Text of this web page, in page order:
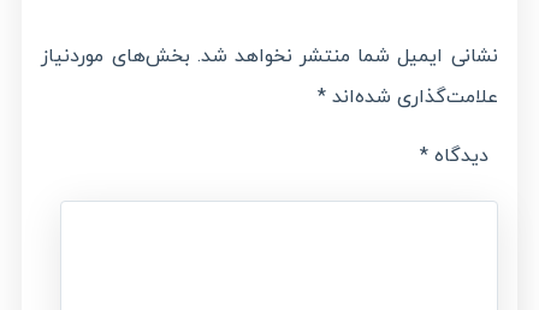
نشانی ایمیل شما منتشر نخواهد شد. بخش‌های موردنیاز
علامت‌گذاری شده‌اند*
دیدگاه *